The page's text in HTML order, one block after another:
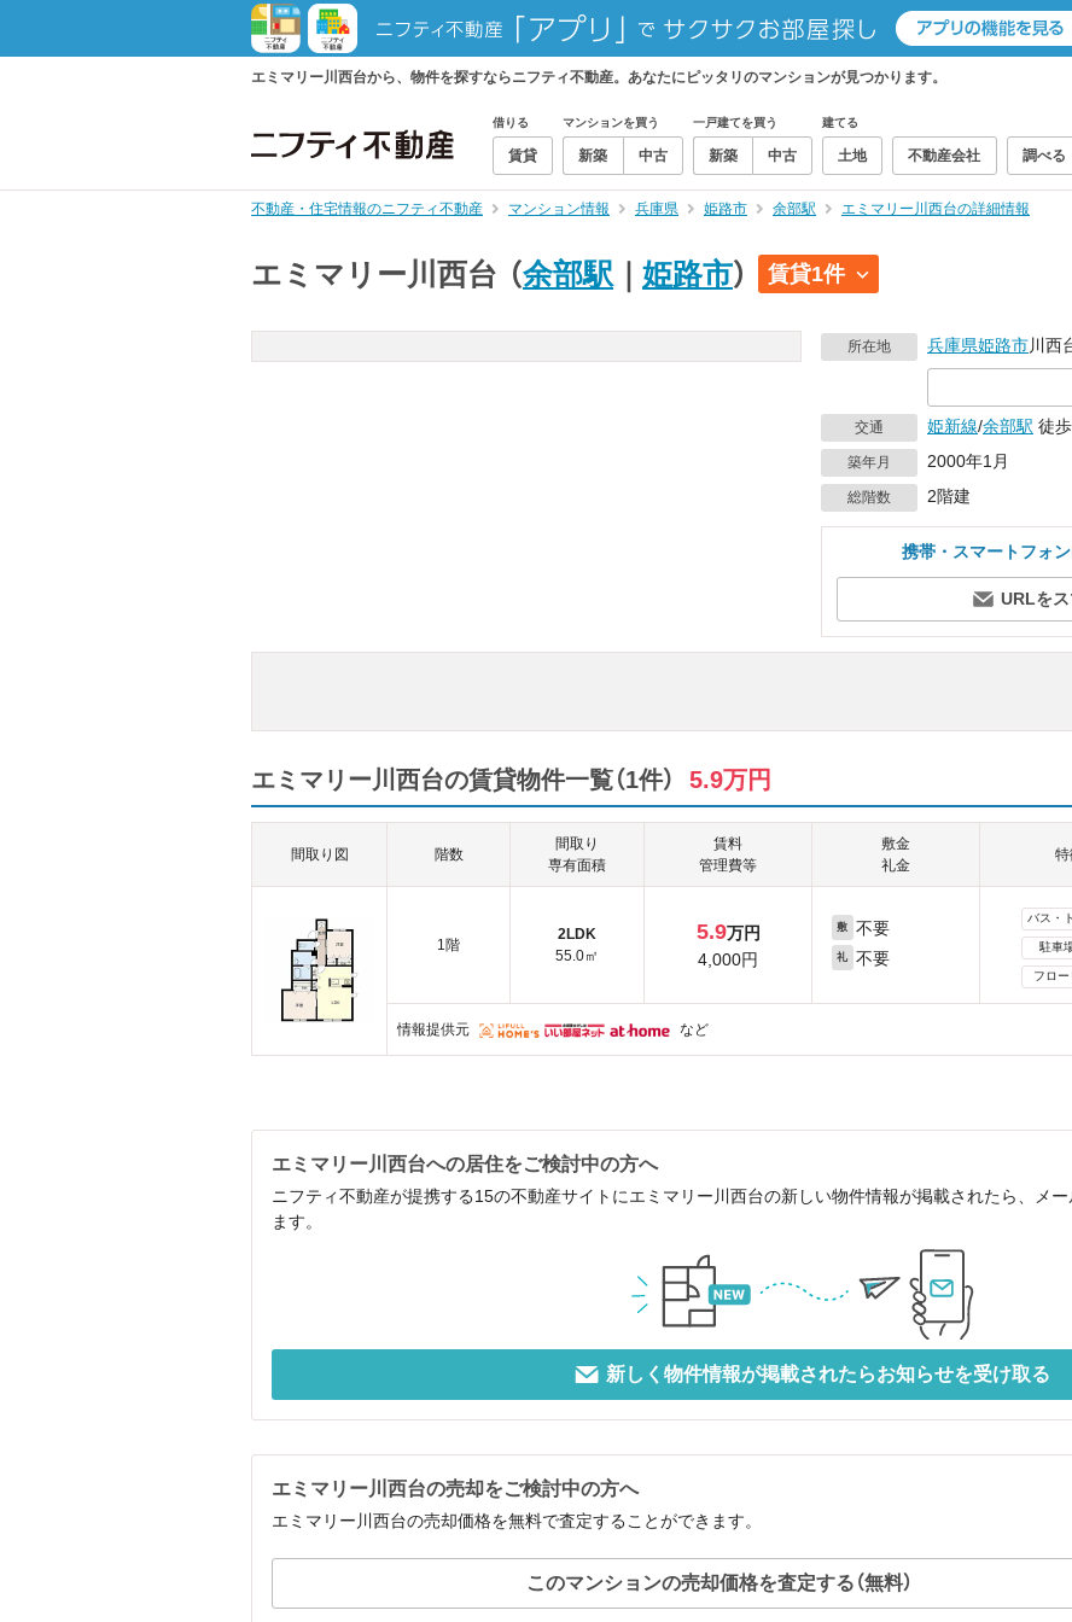
エミマリー川西台から、物件を探すならニフティ不動産。あなたにピッタリのマンションが見つかります。
借りる
賃貸
マンションを買う
新築 中古
一戸建てを買う
新築 中古
建てる
土地 不動産会社 調べる
不動産・住宅情報のニフティ不動産 マンション情報 兵庫県 姫路市 余部駅 エミマリー川西台の詳細情報
エミマリー川西台 （余部駅 姫路市） 賃貸1件
所在地 兵庫県姫路市川西
交通 姫新線/余部駅 徒
築年月 2000年1月
総階数 2階建
携帯・スマートフォ
URLを
エミマリー川西台の賃貸物件一覧（1件） 5.9万円
間取り図 階数
間取り
専有面積
賃料
管理費等
敷金
礼金
特
1階
2LDK
55.0㎡
5.9万円
4,000円
敷 不要
礼 不要
バス・
駐車
フロ
情報提供元 など
エミマリー川西台への居住をご検討中の方へ
ニフティ不動産が提携する15の不動産サイトにエミマリー川西台の新しい物件情報が掲載されたら、メ
ます。
新しく物件情報が掲載されたらお知らせを受け取る
エミマリー川西台の売却をご検討中の方へ
エミマリー川西台の売却価格を無料で査定することができます。
このマンションの売却価格を査定する（無料）